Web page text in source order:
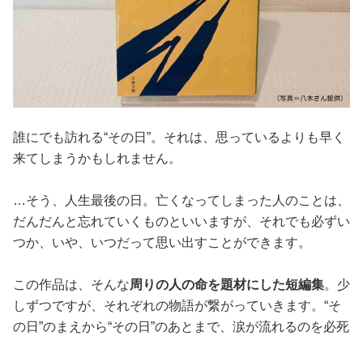
誰にでも訪れる“その日”。それは、思っているよりも早く
来てしまうかもしれません。
…そう、人生最後の日。亡くなってしまった人のことは、
だんだんと忘れていくものといいますが、それでも必ずい
つか、いや、いつだって思い出すことができます。
この作品は、そんな周りの人の命を題材にした短編集。少
しずつですが、それぞれの物語が繋がっていきます。“そ
の日”のまえから“その日”のあとまで、涙が流れるのを必死